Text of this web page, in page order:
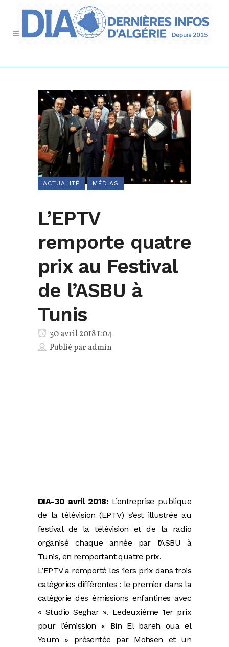
ACTUALITÉ MÉDIAS
L’EPTV
remporte quatre
prix au Festival
de l’ASBU à
Tunis
30 avril 2018 1:04
Publié paradmin
DIA-30 avril 2018: L’entreprise publique
de la télévision (EPTV) s’est illustrée au
festival de la télévision et de la radio
organisé chaque année par l’ASBU à
Tunis, en remportant quatre prix.
L’EPTV a remporté les 1ers prix dans trois
catégories différentes : le premier dans la
catégorie des émissions enfantines avec
« Studio Seghar ». Ledeuxième 1er prix
pour l’émission « Bin El bareh oua el
Youm » présentée par Mohsen et un